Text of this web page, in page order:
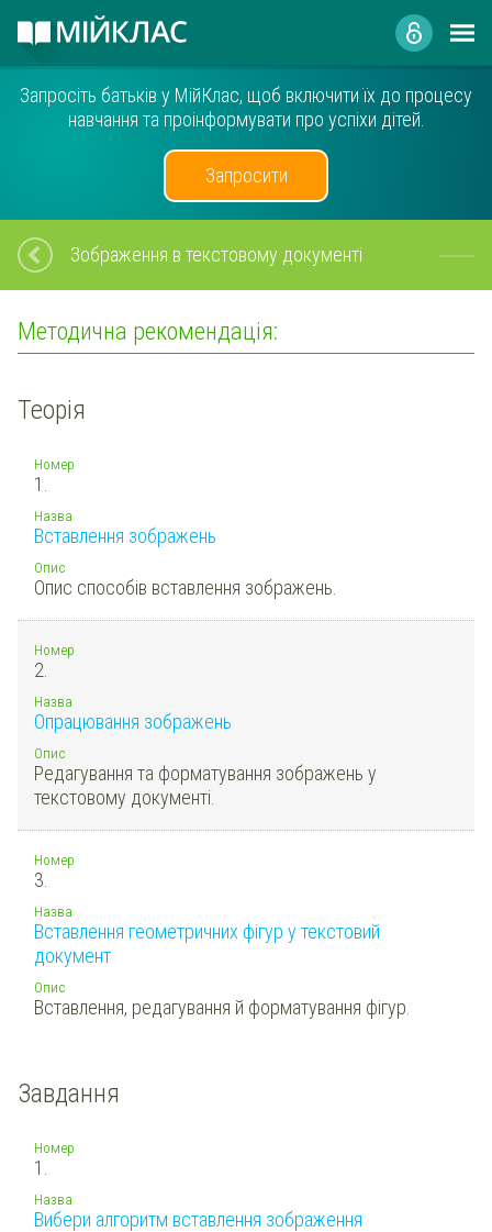
Запросіть батьків у МійКлас, щоб включити їх до процесу
навчання та проінформувати про успіхи дітей.
Запросити
Зображення в текстовому документі
Методична рекомендація:
Теорія
Номер
1.
Назва
Вставлення зображень
Опис
Опис способів вставлення зображень.
Номер
2.
Назва
Опрацювання зображень
Опис
Редагування та форматування зображень у
текстовому документі.
Номер
3.
Назва
Вставлення геометричних фігур у текстовий
документ
Опис
Вставлення, редагування й форматування фігур.
Завдання
Номер
1.
Назва
Вибери алгоритм вставлення зображення